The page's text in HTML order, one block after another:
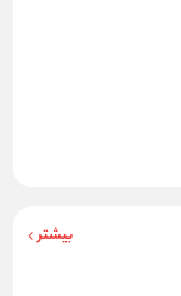
بیشتر